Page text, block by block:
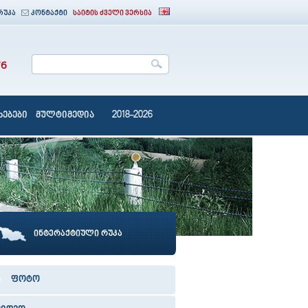
კონტაქტი საიტის ძველი ვერსია
მულტიმედია 2018-2026
ინტერაქტიული რუკა
ფოტო